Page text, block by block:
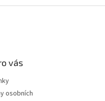
vás
osobních